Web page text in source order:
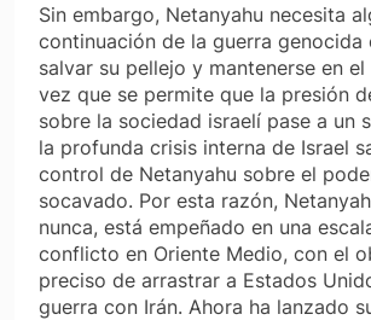
Sin embargo, Netanyahu necesita
continuación de la guerra genocida
salvar su pellejo y mantenerse en
vez que se permite que la presión
sobre la sociedad israelí pase a un
la profunda crisis interna de Israel
control de Netanyahu sobre el
socavado. Por esta razón,
nunca, está empeñado en una
conflicto en Oriente Medio, con el
preciso de arrastrar a Estados
guerra con Irán. Ahora ha lanzado